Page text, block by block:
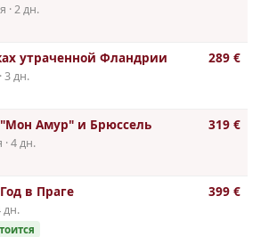
· 2 дн.
утраченной Фландрии
3 дн.
289 €
Амур" и Брюссель
4 дн.
319 €
в Праге
дн.
399 €